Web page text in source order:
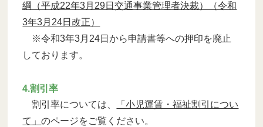
綱（平成22年3月29日交通事業管理者決裁）（令和
3年3月24日改正）
※令和3年3月24日から申請書等への押印を廃止
しております。
4.割引率
割引率については、
「小児運賃・福祉割引につい
て」のページをご覧ください。